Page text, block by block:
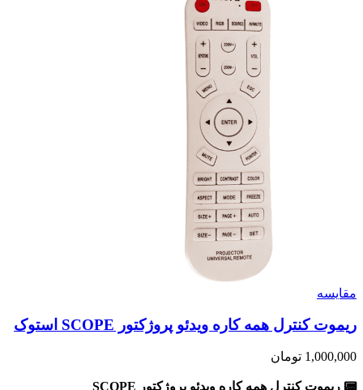
مقايسه
ریموت کنترل همه کاره ویدئو پروژکتور SCOPE استوک
1,000,000 تومان
📟 ریموت کنترل همه کاره ویدئو پروژکتور SCOPE